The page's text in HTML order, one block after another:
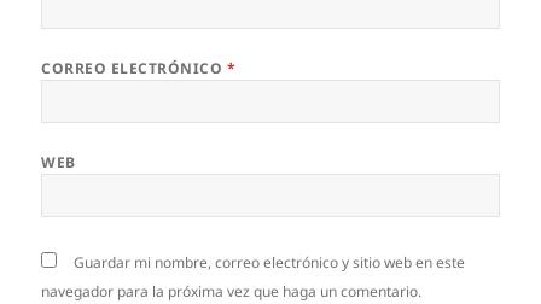
CORREO ELECTRÓNICO *
WEB
Guardar mi nombre, correo electrónico y sitio web en este
navegador para la próxima vez que haga un comentario.